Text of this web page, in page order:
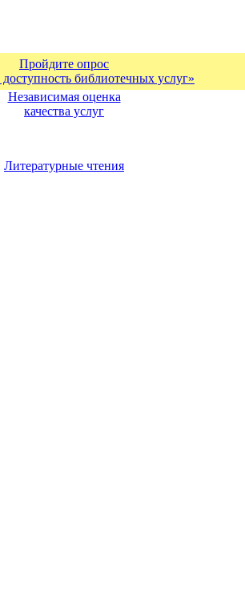
Пройдите опрос
доступность библиотечных услуг»
Независимая оценка
качества услуг
Литературные чтения